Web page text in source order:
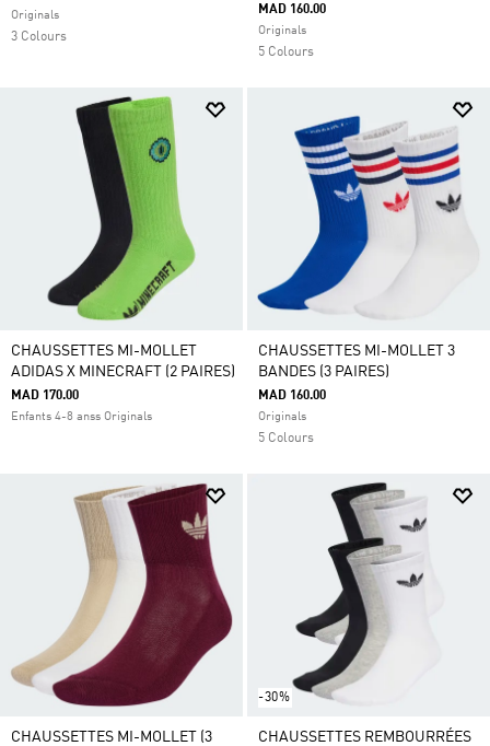
Originals
3 Colours
MAD 160.00
Originals
5 Colours
CHAUSSETTES MI-MOLLET
ADIDAS X MINECRAFT (2 PAIRES)
MAD 170.00
Enfants 4-8 anss Originals
CHAUSSETTES MI-MOLLET 3
BANDES (3 PAIRES)
MAD 160.00
Originals
5 Colours
CHAUSSETTES MI-MOLLET (3
-30%
CHAUSSETTES REMBOURRÉES